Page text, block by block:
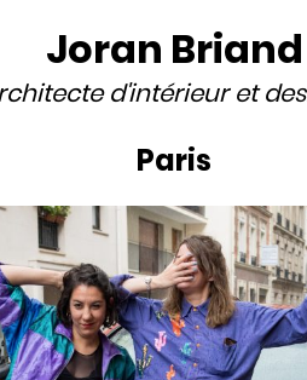
Joran Briand
d'intérieuret
Paris